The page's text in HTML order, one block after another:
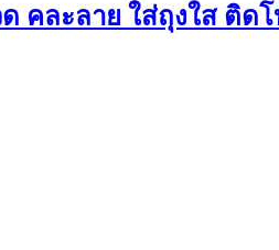
คละลาย ใส่ถุงใส ติด